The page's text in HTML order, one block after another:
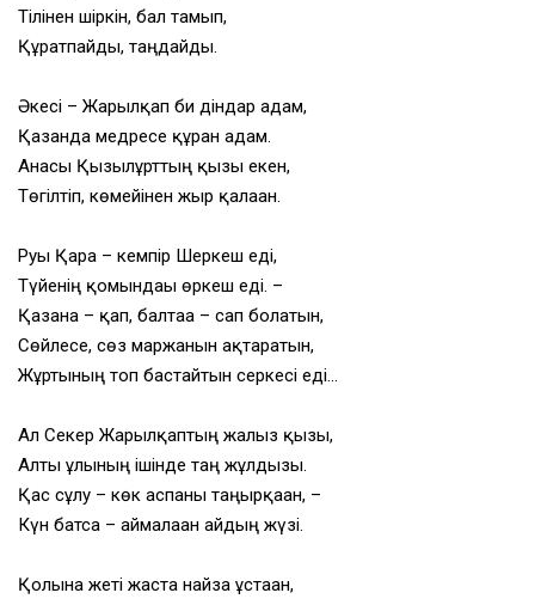
Тілінен шіркін, бал тамып,
Құрғатпайды, таңдайды.
Әкесі – Жарылқап би діндар адам,
Қазанда медресе құрған адам.
Анасы Қызылғұрттың қызы екен,
Төгілтіп, көмейінен жыр қалаған.
Руы Қара – кемпір Шеркеш еді,
Түйенің қомындағы өркеш еді. –
Қазанға – қап, балтаға – сап болатын,
Сөйлесе, сөз маржанын ақтаратын,
Жұртының топ бастайтын серкесі еді…
Ал Секер Жарылқаптың жалғыз қызы,
Алты ұлының ішінде таң жұлдызы.
Қас сұлу – көк аспаны таңырқаған, –
Күн батса – аймалаған айдың жүзі.
Қолына жеті жаста найза ұстаған,